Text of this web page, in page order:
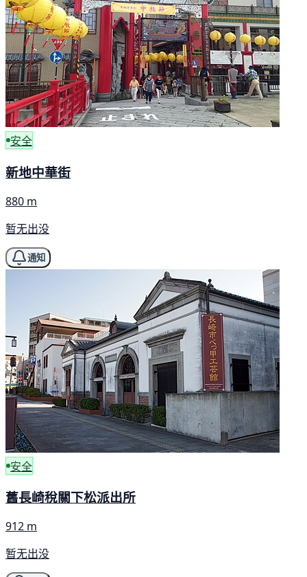
安全
新地中華街
880 m
暂无出没
通知
安全
舊長崎稅關下松派出所
912 m
暂无出没